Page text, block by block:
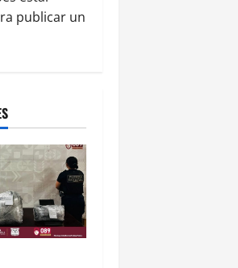
publicar un